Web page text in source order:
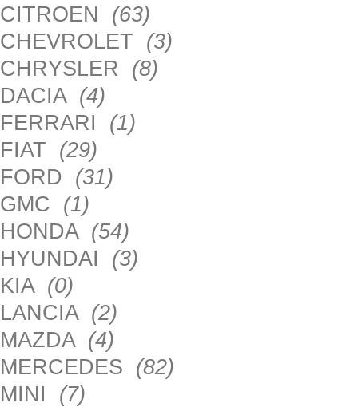
CITROEN (63)
CHEVROLET (3)
CHRYSLER (8)
DACIA (4)
FERRARI (1)
FIAT (29)
FORD (31)
GMC (1)
HONDA (54)
HYUNDAI (3)
KIA (0)
LANCIA (2)
MAZDA (4)
MERCEDES (82)
MINI (7)